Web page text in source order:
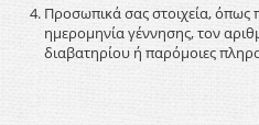
Προσωπικά σας στοιχεία, όπως
ημερομηνία γέννησης, τον
διαβατηρίου ή παρόμοιες